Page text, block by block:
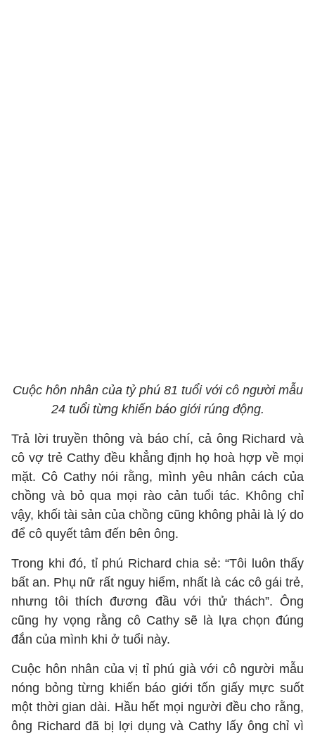
Cuộc hôn nhân của tỷ phú 81 tuổi với cô người mẫu
24 tuổi từng khiến báo giới rúng động.
Trả lời truyền thông và báo chí, cả ông Richard và
cô vợ trẻ Cathy đều khẳng định họ hoà hợp về mọi
mặt. Cô Cathy nói rằng, mình yêu nhân cách của
chồng và bỏ qua mọi rào cản tuổi tác. Không chỉ
vậy, khối tài sản của chồng cũng không phải là lý do
để cô quyết tâm đến bên ông.
Trong khi đó, tỉ phú Richard chia sẻ: “Tôi luôn thấy
bất an. Phụ nữ rất nguy hiểm, nhất là các cô gái trẻ,
nhưng tôi thích đương đầu với thử thách”. Ông
cũng hy vọng rằng cô Cathy sẽ là lựa chọn đúng
đắn của mình khi ở tuổi này.
Cuộc hôn nhân của vị tỉ phú già với cô người mẫu
nóng bỏng từng khiến báo giới tốn giấy mực suốt
một thời gian dài. Hầu hết mọi người đều cho rằng,
ông Richard đã bị lợi dụng và Cathy lấy ông chỉ vì